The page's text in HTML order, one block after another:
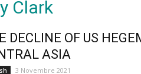
Clark
DECLINE OF US
ASIA
3 Novembre 2021